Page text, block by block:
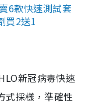
6款快速測試套
買2送1
新冠病毒快速
式採樣，準確性